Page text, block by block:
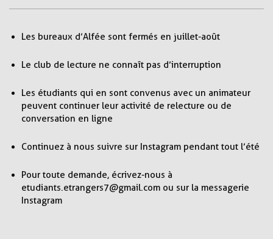
Les bureaux d’Alfée sont fermés en juillet-août
Le club de lecture ne connaît pas d’interruption
Les étudiants qui en sont convenus avec un animateur
peuvent continuer leur activité de relecture ou de
conversation en ligne
Continuez à nous suivre sur Instagram pendant tout l’été
Pour toute demande, écrivez-nous à
etudiants.etrangers7@gmail.com ou sur la messagerie
Instagram